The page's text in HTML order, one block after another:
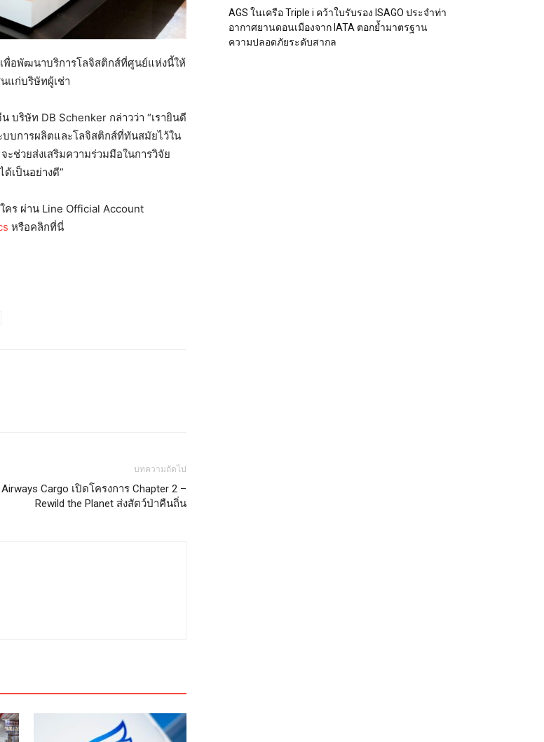
พื่อพัฒนาบริการโลจิสติกส์ที่ศูนย์แห่งนี้ให้
แก่บริษัทผู้เช่า
บริษัท DB Schenker กล่าวว่า “เรายินดี
บการผลิตและโลจิสติกส์ที่ทันสมัยไว้ใน
ช่วยส่งเสริมความร่วมมือในการวิจัย
เป็นอย่างดี”
ร ผ่าน Line Official Account
หรือคลิกที่นี่
บทความถัดไป
Cargo เปิดโครงการ Chapter 2 –
Rewild the Planet ส่งสัตว์ป่าคืนถิ่น
AGS ในเครือ Triple i คว้าใบรับรอง ISAGO ประจำท่า
อากาศยานดอนเมืองจาก IATA ตอกย้ำมาตรฐาน
ความปลอดภัยระดับสากล